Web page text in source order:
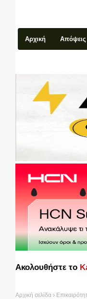
Αρχική Απόψεις
Ακολουθήστε το
Αρχική σελίδα